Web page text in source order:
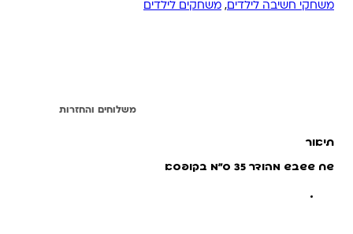
משחקי חשיבה לילדים, משחקים לילדים
משלוחים והחזרות
תיאור
שח ששבש מהודר 35 ס"מ בקופסא